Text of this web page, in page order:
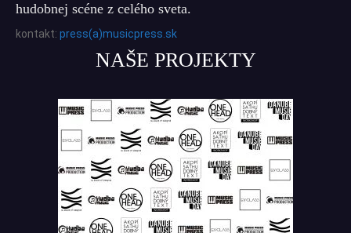
hudobnej scéne z celého sveta.
kontakt: press(a)musicpress.sk
NAŠE PROJEKTY